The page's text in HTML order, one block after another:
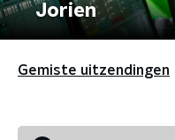
Jorien
Gemiste uitzendingen